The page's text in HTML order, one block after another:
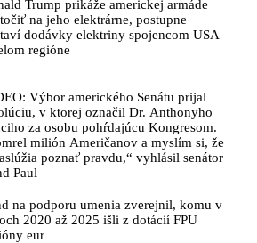
Trump prikáže americkej armáde
na jeho elektrárne, postupne
dodávky elektriny spojencom USA
regióne
Výbor amerického Senátu prijal
v ktorej označil Dr. Anthonyho
za osobu pohŕdajúcu Kongresom.
milión Američanov a myslím si, že
poznať pravdu,“ vyhlásil senátor
Paul
na podporu umenia zverejnil, komu v
2020 až 2025 išli z dotácií FPU
eur